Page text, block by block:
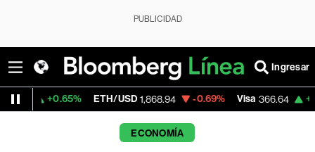
PUBLICIDAD
Ingresar
ETH/USD 1,868.94 -0.69% Visa 366.64 +0.14%
ECONOMÍA